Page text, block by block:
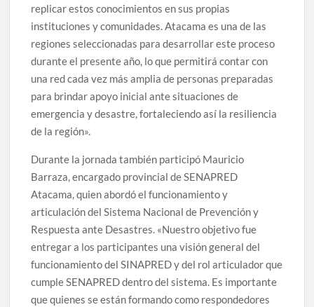
replicar estos conocimientos en sus propias
instituciones y comunidades. Atacama es una de las
regiones seleccionadas para desarrollar este proceso
durante el presente año, lo que permitirá contar con
una red cada vez más amplia de personas preparadas
para brindar apoyo inicial ante situaciones de
emergencia y desastre, fortaleciendo así la resiliencia
de la región».
Durante la jornada también participó Mauricio
Barraza, encargado provincial de SENAPRED
Atacama, quien abordó el funcionamiento y
articulación del Sistema Nacional de Prevención y
Respuesta ante Desastres. «Nuestro objetivo fue
entregar a los participantes una visión general del
funcionamiento del SINAPRED y del rol articulador que
cumple SENAPRED dentro del sistema. Es importante
que quienes se están formando como respondedores